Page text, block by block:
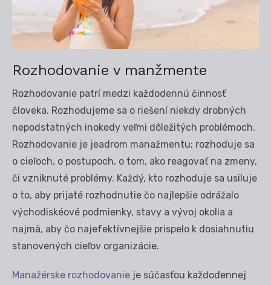
Rozhodovanie v manžmente
Rozhodovanie patrí medzi každodennú činnosť
človeka. Rozhodujeme sa o riešení niekdy drobných
nepodstatných inokedy veľmi dôležitých problémoch.
Rozhodovanie je jeadrom manažmentu; rozhoduje sa
o cieľoch, o postupoch, o tom, ako reagovať na zmeny,
či vzniknuté problémy. Každý, kto rozhoduje sa usiluje
o to, aby prijaté rozhodnutie čo najlepšie odrážalo
východiskéové podmienky, stavy a vývoj okolia a
najmä, aby čo najefektívnejšie prispelo k dosiahnutiu
stanovených cieľov organizácie.
Manažérske rozhodovanie je súčasťou každodennej